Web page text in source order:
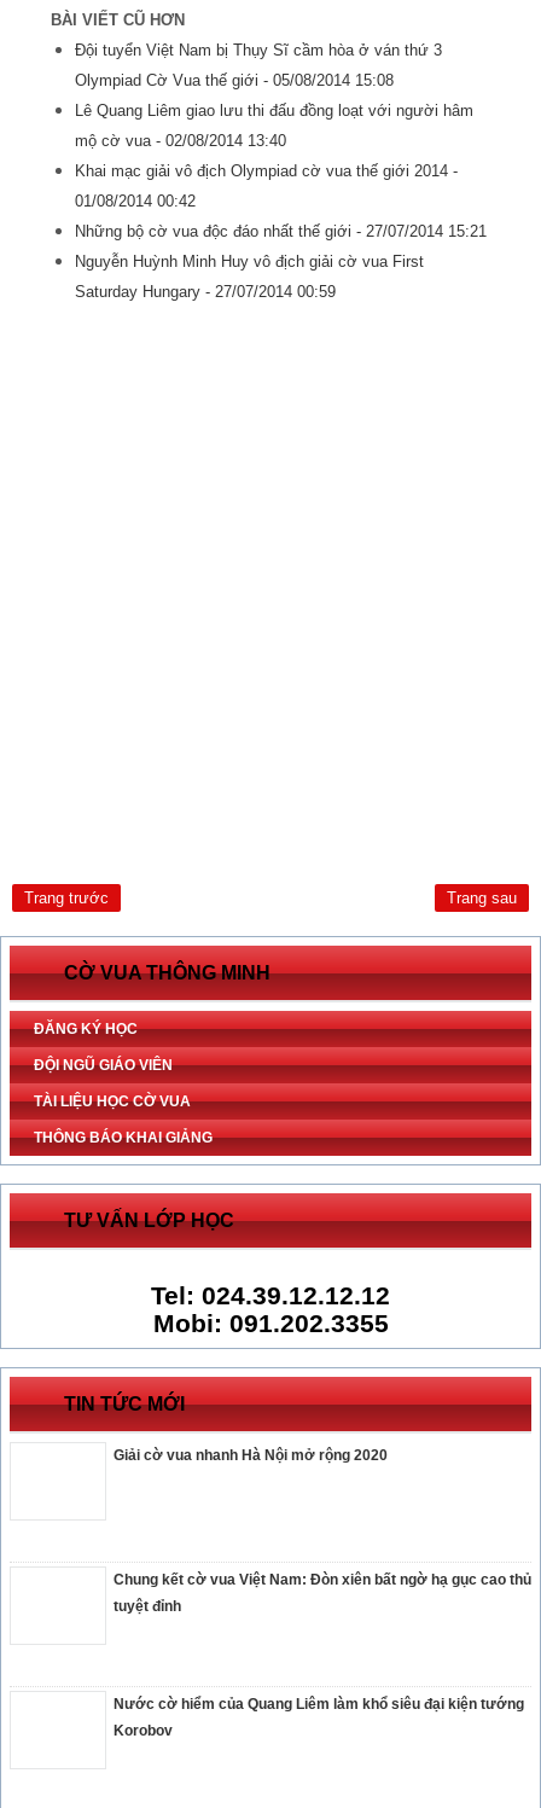
BÀI VIẾT CŨ HƠN
Đội tuyển Việt Nam bị Thụy Sĩ cầm hòa ở ván thứ 3
Olympiad Cờ Vua thế giới -05/08/2014 15:08
Lê Quang Liêm giao lưu thi đấu đồng loạt với người hâm
mộ cờ vua -02/08/2014 13:40
Khai mạc giải vô địch Olympiad cờ vua thế giới 2014 -
01/08/2014 00:42
Những bộ cờ vua độc đáo nhất thế giới -27/07/2014 15:21
Nguyễn Huỳnh Minh Huy vô địch giải cờ vua First
Saturday Hungary -27/07/2014 00:59
Trang trước Trang sau
CỜ VUA THÔNG MINH
ĐĂNG KÝ HỌC
ĐỘI NGŨ GIÁO VIÊN
TÀI LIỆU HỌC CỜ VUA
THÔNG BÁO KHAI GIẢNG
TƯ VẤN LỚP HỌC
Tel: 024.39.12.12.12
Mobi: 091.202.3355
TIN TỨC MỚI
Giải cờ vua nhanh Hà Nội mở rộng 2020
Chung kết cờ vua Việt Nam: Đòn xiên bất ngờ hạ gục cao thủ
tuyệt đỉnh
Nước cờ hiểm của Quang Liêm làm khổ siêu đại kiện tướng
Korobov